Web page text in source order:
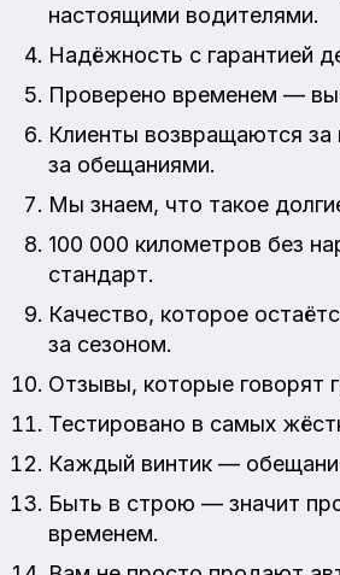
настоящими водителями.
Надёжность с гарантией
Проверено временем —
Клиенты возвращаются за
за обещаниями.
Мы знаем, что такое
100 000 километров без
стандарт.
Качество, которое
за сезоном.
Отзывы, которые говорят
Тестировано в самых
Каждый винтик —
Быть в строю — значит
временем.